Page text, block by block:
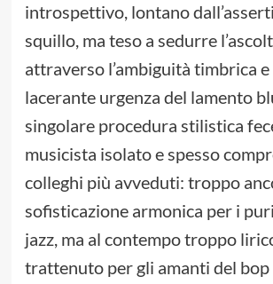
introspettivo, lontano
squillo, ma teso a sedurre
attraverso l’ambiguità timbrica
lacerante urgenza del lamento
singolare procedura stilistica
musicista isolato e spesso
colleghi più avveduti: troppo
sofisticazione armonica per i
jazz, ma al contempo troppo
trattenuto per gli amanti del bop